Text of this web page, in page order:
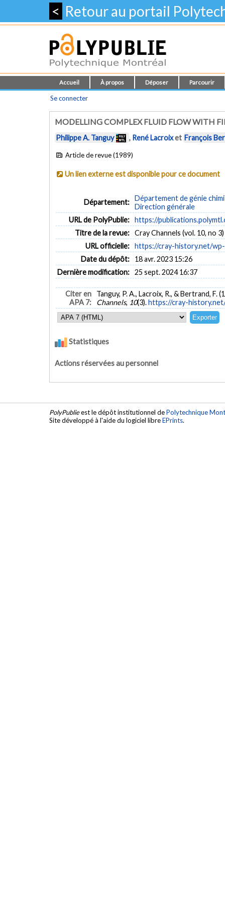
< Retour au portail
Accueil À propos Déposer Parcourir
Se connecter
MODELLING COMPLEX FLUID FLOW WITH
Philippe A. Tanguy , René Lacroixet François
Article de revue (1989)
Un lien externe est disponible pour ce document
Département: Département de génie
Direction générale
URL de PolyPublie: https://
Titre de la revue: Cray Channels (vol. 10, no 3)
URL officielle: https://cray-history.net/
Date du dépôt:
18 avr. 2023 15:26
Dernière modification: 25 sept. 2024 16:37
Citer en
APA 7:
Tanguy, P. A., Lacroix, R., & Bertrand,
Channels, 10(3).https://cray-
Statistiques
Actions réservées au personnel
PolyPublieest le dépôt institutionnel dePolytechnique
Site développé à l'aide du logiciel libreEPrints.